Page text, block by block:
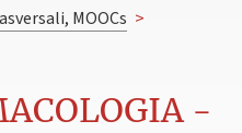
MOOCs >
-